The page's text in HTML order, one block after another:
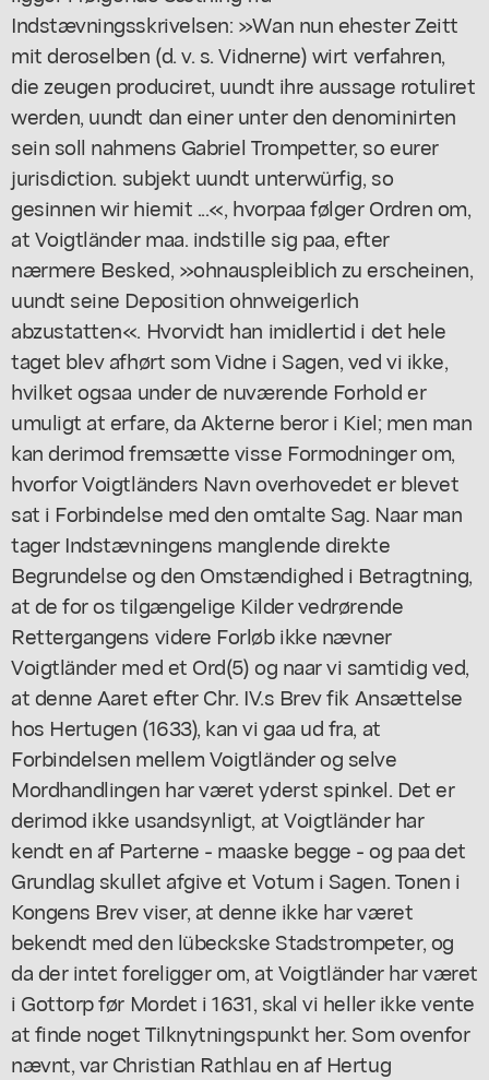
Indstævningsskrivelsen: »Wan nun ehester Zeitt
mit deroselben (d. v. s. Vidnerne) wirt verfahren,
die zeugen produciret, uundt ihre aussage rotuliret
werden, uundt dan einer unter den denominirten
sein soll nahmens Gabriel Trompetter, so eurer
jurisdiction. subjekt uundt unterwürfig, so
gesinnen wir hiemit ...«, hvorpaa følger Ordren om,
at Voigtländer maa. indstille sig paa, efter
nærmere Besked, »ohnauspleiblich zu erscheinen,
uundt seine Deposition ohnweigerlich
abzustatten«. Hvorvidt han imidlertid i det hele
taget blev afhørt som Vidne i Sagen, ved vi ikke,
hvilket ogsaa under de nuværende Forhold er
umuligt at erfare, da Akterne beror i Kiel; men man
kan derimod fremsætte visse Formodninger om,
hvorfor Voigtländers Navn overhovedet er blevet
sat i Forbindelse med den omtalte Sag. Naar man
tager Indstævningens manglende direkte
Begrundelse og den Omstændighed i Betragtning,
at de for os tilgængelige Kilder vedrørende
Rettergangens videre Forløb ikke nævner
Voigtländer med et Ord(5) og naar vi samtidig ved,
at denne Aaret efter Chr. IV.s Brev fik Ansættelse
hos Hertugen (1633), kan vi gaa ud fra, at
Forbindelsen mellem Voigtländer og selve
Mordhandlingen har været yderst spinkel. Det er
derimod ikke usandsynligt, at Voigtländer har
kendt en af Parterne - maaske begge - og paa det
Grundlag skullet afgive et Votum i Sagen. Tonen i
Kongens Brev viser, at denne ikke har været
bekendt med den lübeckske Stadstrompeter, og
da der intet foreligger om, at Voigtländer har været
i Gottorp før Mordet i 1631, skal vi heller ikke vente
at finde noget Tilknytningspunkt her. Som ovenfor
nævnt, var Christian Rathlau en af Hertug